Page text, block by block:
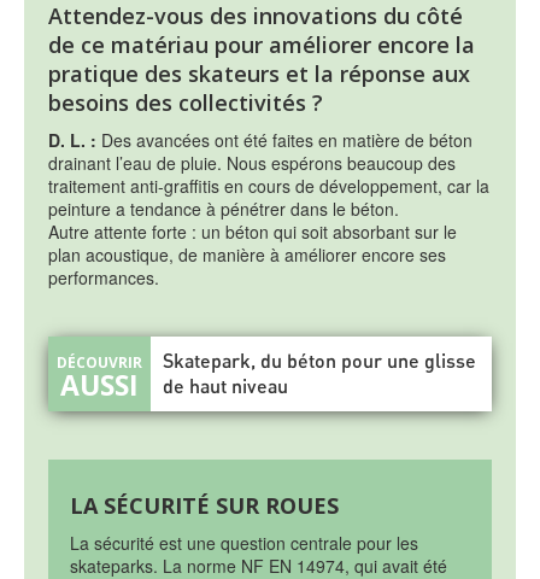
Attendez-vous des innovations du côté
de ce matériau pour améliorer encore la
pratique des skateurs et la réponse aux
besoins des collectivités ?
D. L. : Des avancées ont été faites en matière de béton
drainant l’eau de pluie. Nous espérons beaucoup des
traitement anti-graffitis en cours de développement, car la
peinture a tendance à pénétrer dans le béton.
Autre attente forte : un béton qui soit absorbant sur le
plan acoustique, de manière à améliorer encore ses
performances.
Skatepark, du béton pour une glisse
de haut niveau
LA SÉCURITÉ SUR ROUES
La sécurité est une question centrale pour les
skateparks. La norme NF EN 14974, qui avait été